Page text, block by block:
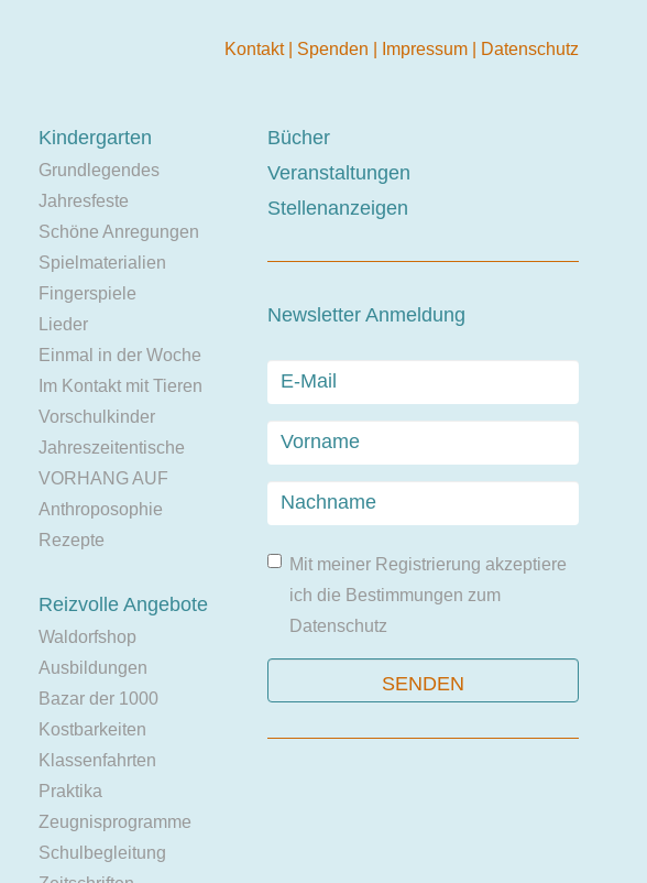
Kontakt Spenden Impressum Datenschutz
Kindergarten
Grundlegendes
Jahresfeste
Schöne Anregungen
Spielmaterialien
Fingerspiele
Lieder
Einmal in der Woche
Im Kontakt mit Tieren
Vorschulkinder
Jahreszeitentische
VORHANG AUF
Anthroposophie
Rezepte
Reizvolle Angebote
Waldorfshop
Ausbildungen
Bazar der 1000
Kostbarkeiten
Klassenfahrten
Praktika
Zeugnisprogramme
Schulbegleitung
Bücher
Veranstaltungen
Stellenanzeigen
Newsletter Anmeldung
Mit meiner Registrierung akzeptiere
ich die Bestimmungen zum
Datenschutz